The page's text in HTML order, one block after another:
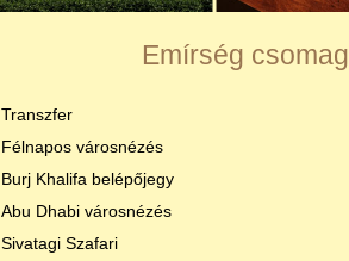
Emírség csomag
Transzfer
Félnapos városnézés
Burj Khalifa belépőjegy
Abu Dhabi városnézés
Sivatagi Szafari